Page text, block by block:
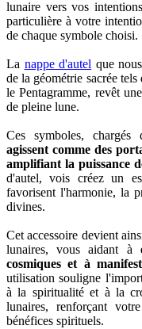
lunaire vers vos
particulière à votre
de chaque symbole choisi.
La nappe d'autel que
de la géométrie sacrée
le Pentagramme, revêt
de pleine lune.
Ces symboles, chargés
agissent comme des
amplifiant la puissance
d'autel, vois créez un
favorisent l'harmonie, la
divines.
Cet accessoire devient
lunaires, vous aidant à
cosmiques et à
utilisation souligne
à la spiritualité et à la
lunaires, renforçant
bénéfices spirituels.